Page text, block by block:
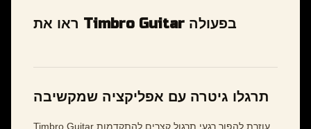
ראו את Timbro Guitar בפעולה
תרגלו גיטרה עם אפליקציה שמקשיבה
Timbro Guitar עוזרת להפוך רגעי תרגול קצרים להתקדמות